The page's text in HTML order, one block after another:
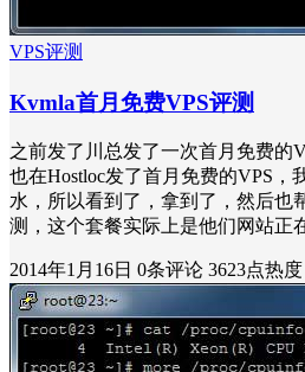
VPS评测
Kvmla首月免费VPS评测
之前发了川总发了一次首月免费的
也在Hostloc发了首月免费的VPS，
水，所以看到了，拿到了，然后也
测，这个套餐实际上是他们网站正
2014年1月16日 0条评论 3623点热度